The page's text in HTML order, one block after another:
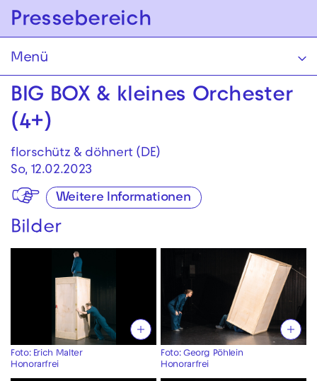
Zur Hauptnavigation springen
Pressebereich
Menü
BIG BOX & kleines Orchester
(4+)
florschütz & döhnert (DE)
So, 12.02.2023
Weitere Informationen
Bilder
Foto: Erich Malter
Honorarfrei
Foto: Georg Pöhlein
Honorarfrei